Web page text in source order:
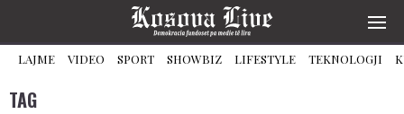
LAJME VIDEO SPORT SHOWBIZ LIFESTYLE TEKNOLOGJI
TAG